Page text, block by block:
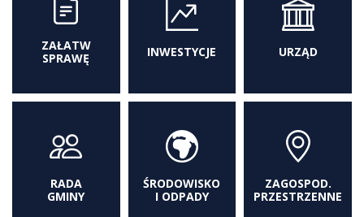
ZAŁATW
SPRAWĘ
INWESTYCJE URZĄD
RADA
GMINY
ŚRODOWISKO
I ODPADY
ZAGOSPOD.
PRZESTRZENNE